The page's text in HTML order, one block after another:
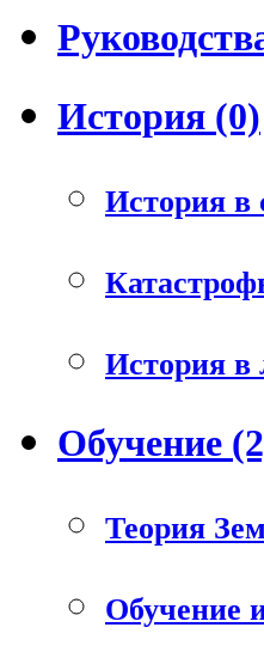
История (0)
История в
История в
Обучение
Теория
Обучение